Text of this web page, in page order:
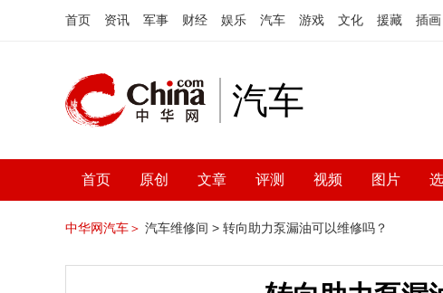
首页 资讯 军事 财经 娱乐 汽车 游戏 文化 援藏 插画
汽车
首页 原创 文章 评测 视频 图片
中华网汽车＞ 汽车维修间 > 转向助力泵漏油可以维修吗？